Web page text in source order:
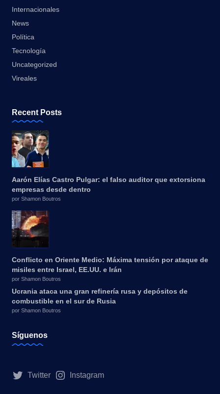
Internacionales
News
Política
Tecnología
Uncategorized
Vireales
Recent Posts
Aarón Elías Castro Pulgar: el falso auditor que extorsiona
empresas desde dentro
por Shamon Boutros
Conflicto en Oriente Medio: Máxima tensión por ataque de
misiles entre Israel, EE.UU. e Irán
por Shamon Boutros
Ucrania ataca una gran refinería rusa y depósitos de
combustible en el sur de Rusia
por Shamon Boutros
Síguenos
Twitter Instagram